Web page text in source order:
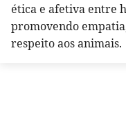
ética e afetiva entre
promovendo
respeito aos animais.